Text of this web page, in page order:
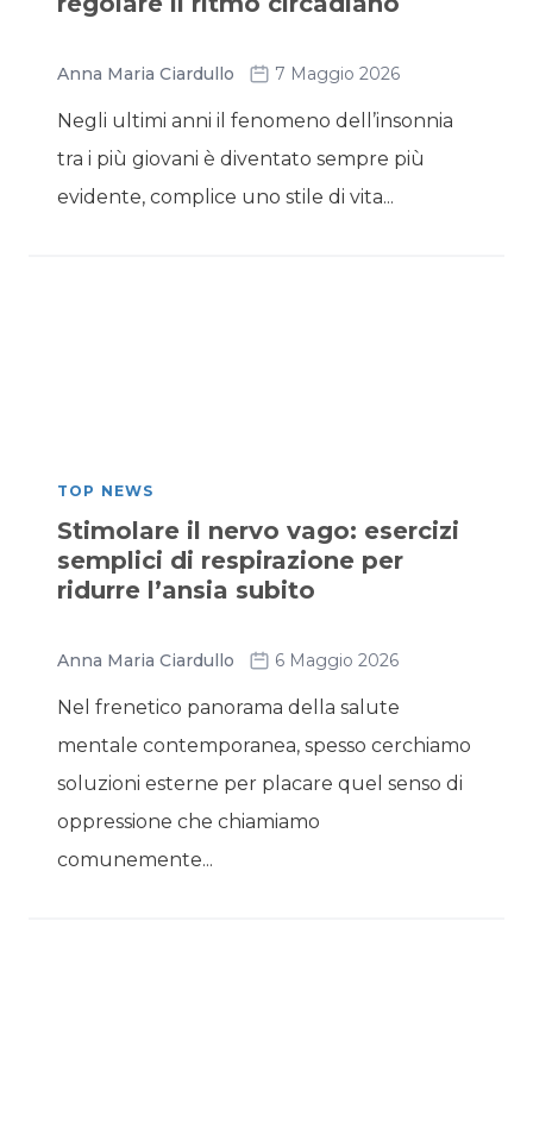
Anna Maria Ciardullo 7 Maggio 2026
Negli ultimi anni il fenomeno dell’insonnia
tra i più giovani è diventato sempre più
evidente, complice uno stile di vita...
TOP NEWS
Stimolare il nervo vago: esercizi
semplici di respirazione per
ridurre l’ansia subito
Anna Maria Ciardullo 6 Maggio 2026
Nel frenetico panorama della salute
mentale contemporanea, spesso cerchiamo
soluzioni esterne per placare quel senso di
oppressione che chiamiamo
comunemente...